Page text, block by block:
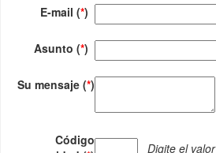
E-mail (*)
Asunto (*)
Su mensaje (*)
Código
Digite el valor